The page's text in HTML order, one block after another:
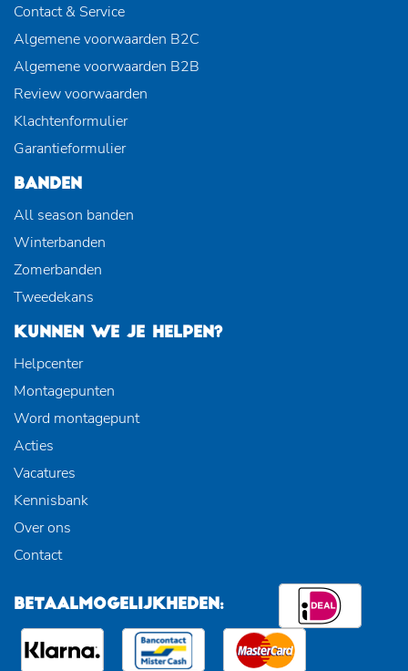
Contact & Service
Algemene voorwaarden B2C
Algemene voorwaarden B2B
Review voorwaarden
Klachtenformulier
Garantieformulier
BANDEN
All season banden
Winterbanden
Zomerbanden
Tweedekans
KUNNEN WE JE HELPEN?
Helpcenter
Montagepunten
Word montagepunt
Acties
Vacatures
Kennisbank
Over ons
Contact
BETAALMOGELIJKHEDEN: